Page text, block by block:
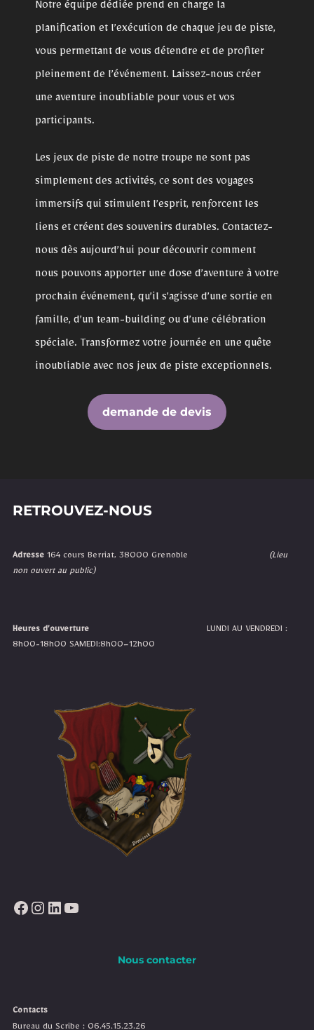
Notre équipe dédiée prend en charge la
planification et l’exécution de chaque jeu de piste,
vous permettant de vous détendre et de profiter
pleinement de l’événement. Laissez-nous créer
une aventure inoubliable pour vous et vos
participants.
Les jeux de piste de notre troupe ne sont pas
simplement des activités, ce sont des voyages
immersifs qui stimulent l’esprit, renforcent les
liens et créent des souvenirs durables. Contactez-
nous dès aujourd’hui pour découvrir comment
nous pouvons apporter une dose d’aventure à votre
prochain événement, qu’il s’agisse d’une sortie en
famille, d’un team-building ou d’une célébration
spéciale. Transformez votre journée en une quête
inoubliable avec nos jeux de piste exceptionnels.
demande de devis
RETROUVEZ-NOUS
Adresse164 cours Berriat, 38000 Grenoble (Lieu
non ouvert au public)
Heures d’ouverture LUNDI AU VENDREDI :
8h00-18h00 SAMEDI:8h00–12h00
Facebook
Instagram
LinkedIn
YouTube
Nous contacter
Contacts
Bureau du Scribe : 06.45.15.23.26